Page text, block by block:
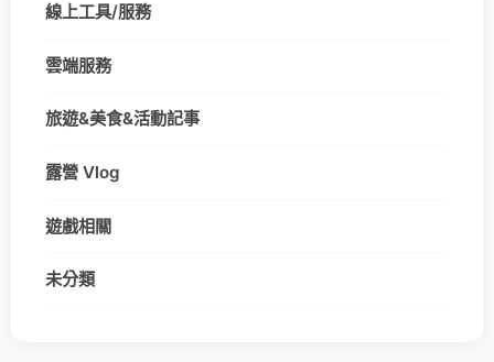
線上工具/服務
雲端服務
旅遊&美食&活動記事
露營 Vlog
遊戲相關
未分類